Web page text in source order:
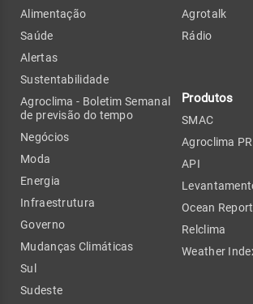
Alimentação
Saúde
Alertas
Sustentabilidade
Agroclima - Boletim Semanal
de previsão do tempo
Negócios
Moda
Energia
Infraestrutura
Governo
Mudanças Climáticas
Sul
Sudeste
Agrotalk
Rádio
Produtos
SMAC
Agroclima
API
Ocean Report
Relclima
Weather